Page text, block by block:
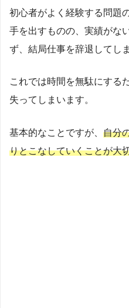
初心者がよく経験する問題
手を出すものの、実績がな
ず、結局仕事を辞退してし
これでは時間を無駄にする
失ってしまいます。
基本的なことですが、 自分
りとこなしていくことが大